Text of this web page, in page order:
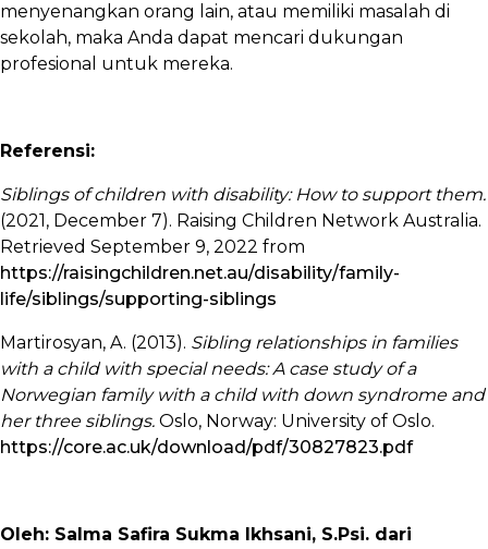
menyenangkan orang lain, atau memiliki masalah di
sekolah, maka Anda dapat mencari dukungan
profesional untuk mereka.
Referensi:
Siblings of children with disability: How to support them.
(2021, December 7). Raising Children Network Australia.
Retrieved September 9, 2022 from
https://raisingchildren.net.au/disability/family-
life/siblings/supporting-siblings
Martirosyan, A. (2013). Sibling relationships in families
with a child with special needs: A case study of a
Norwegian family with a child with down syndrome and
her three siblings. Oslo, Norway: University of Oslo.
https://core.ac.uk/download/pdf/30827823.pdf
Oleh: Salma Safira Sukma Ikhsani, S.Psi. dari